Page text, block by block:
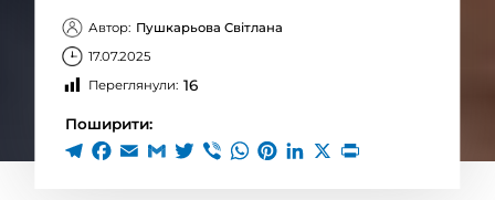
Автор: Пушкарьова Світлана
17.07.2025
Переглянули: 16
Поширити: